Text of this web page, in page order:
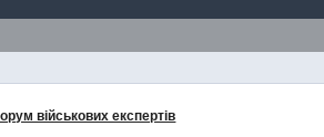
військових експертів